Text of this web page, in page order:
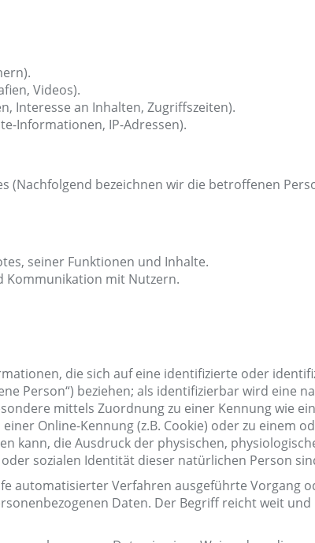
Videos).
Interesse an Inhalten, Zugriffszeiten).
Informationen, IP-Adressen).
(Nachfolgend bezeichnen wir die betroffenen
seiner Funktionen und Inhalte.
Kommunikation mit Nutzern.
die sich auf eine identifizierte oder
Person“) beziehen; als identifizierbar wird eine
mittels Zuordnung zu einer Kennung wie
Online-Kennung (z.B. Cookie) oder zu einem
kann, die Ausdruck der physischen,
sozialen Identität dieser natürlichen Person
automatisierter Verfahren ausgeführte Vorgang
Daten. Der Begriff reicht weit